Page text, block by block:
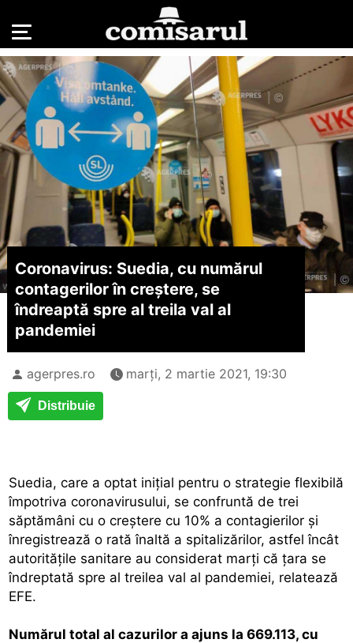
Coronavirus: Suedia, cu numărul
contagerilor în creştere, se
îndreaptă spre al treila val al
pandemiei
agerpres.ro marți, 2 martie 2021, 19:30
Distribuie
Suedia, care a optat iniţial pentru o strategie flexibilă
împotriva coronavirusului, se confruntă de trei
săptămâni cu o creştere cu 10% a contagierilor şi
înregistrează o rată înaltă a spitalizărilor, astfel încât
autorităţile sanitare au considerat marţi că ţara se
îndreptată spre al treilea val al pandemiei, relatează
EFE.
Numărul total al cazurilor a ajuns la 669.113, cu